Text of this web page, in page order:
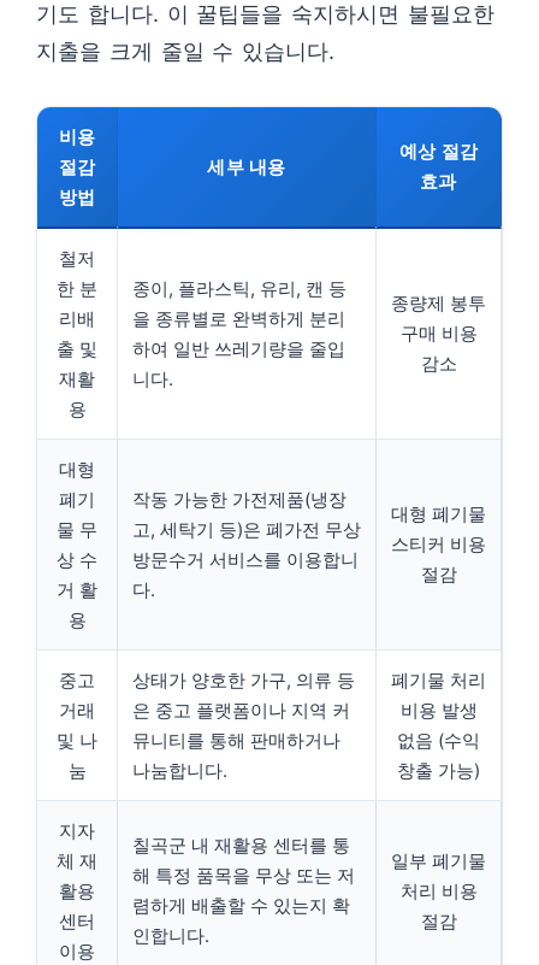
기도 합니다. 이 꿀팁들을 숙지하시면 불필요한
지출을 크게 줄일 수 있습니다.
비용
절감
방법
세부 내용
예상 절감
효과
철저
한 분
리배
출 및
재활
용
종이, 플라스틱, 유리, 캔 등
을 종류별로 완벽하게 분리
하여 일반 쓰레기량을 줄입
니다.
종량제 봉투
구매 비용
감소
대형
폐기
물 무
상 수
거 활
용
작동 가능한 가전제품(냉장
고, 세탁기 등)은 폐가전 무상
방문수거 서비스를 이용합니
다.
대형 폐기물
스티커 비용
절감
중고
거래
및 나
눔
상태가 양호한 가구, 의류 등
은 중고 플랫폼이나 지역 커
뮤니티를 통해 판매하거나
나눔합니다.
폐기물 처리
비용 발생
없음 (수익
창출 가능)
지자
체 재
활용
센터
이용
칠곡군 내 재활용 센터를 통
해 특정 품목을 무상 또는 저
렴하게 배출할 수 있는지 확
인합니다.
일부 폐기물
처리 비용
절감